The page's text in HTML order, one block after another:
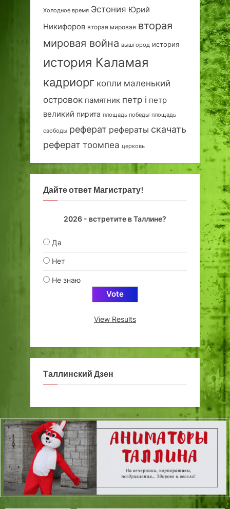
Холодное время Эстония Юрий
Никифоров вторая мировая вторая
мировая война вышгород история
история Каламая
кадриорг копли маленький
островок памятник петр i петр
великий пирита площадь победы площадь
свободы реферат рефераты скачать
реферат тоомпеа церковь
Дайте ответ Магистрату!
2026 - встретите в Таллине?
Да
Нет
Не знаю
View Results
Таллинский Дзен